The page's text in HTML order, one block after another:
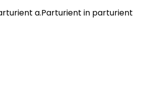
a.Parturient in parturient